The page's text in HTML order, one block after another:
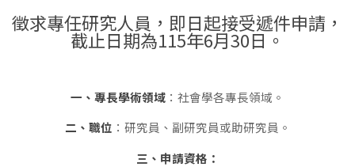
徵求專任研究人員，即日起接受遞件申請，
截止日期為115年6月30日。
一、專長學術領域 ：社會學各專長領域。
二、職位 ：研究員、副研究員或助研究員。
三、申請資格：